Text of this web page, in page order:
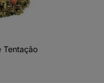
rápida
Tentação